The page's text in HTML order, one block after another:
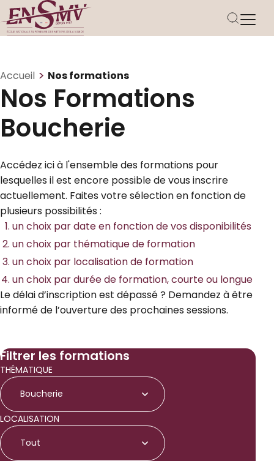
Accueil > Nos formations
Nos Formations
Boucherie
Accédez ici à l'ensemble des formations pour
lesquelles il est encore possible de vous inscrire
actuellement. Faites votre sélection en fonction de
plusieurs possibilités :
un choix par date en fonction de vos disponibilités
un choix par thématique de formation
un choix par localisation de formation
un choix par durée de formation, courte ou longue
Le délai d’inscription est dépassé ? Demandez à être
informé de l’ouverture des prochaines sessions.
Filtrer les formations
THÉMATIQUE
Boucherie
LOCALISATION
Tout